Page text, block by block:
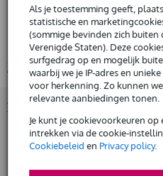
Als je toestemming geeft,
statistische en
(sommige bevinden zich buiten
Verenigde Staten). Deze
surfgedrag op en mogelijk
waarbij we je IP-adres en
voor herkenning. Zo kunnen
relevante aanbiedingen tonen.
Je kunt je cookievoorkeuren
intrekken via de cookie-
Cookiebeleiden Privacy policy.
€ 2.500,-
Gratisthuisbezorgd of op
Al na 4 maanden
De mogelijkheid om je
Snelle vervanging door Bax
geschikt voor 18 mm touw
type: triple sheave (drievoudige
diameter schijf: 150 mm
Bekijk alle productspecificaties
Bekijk ook eens (4)